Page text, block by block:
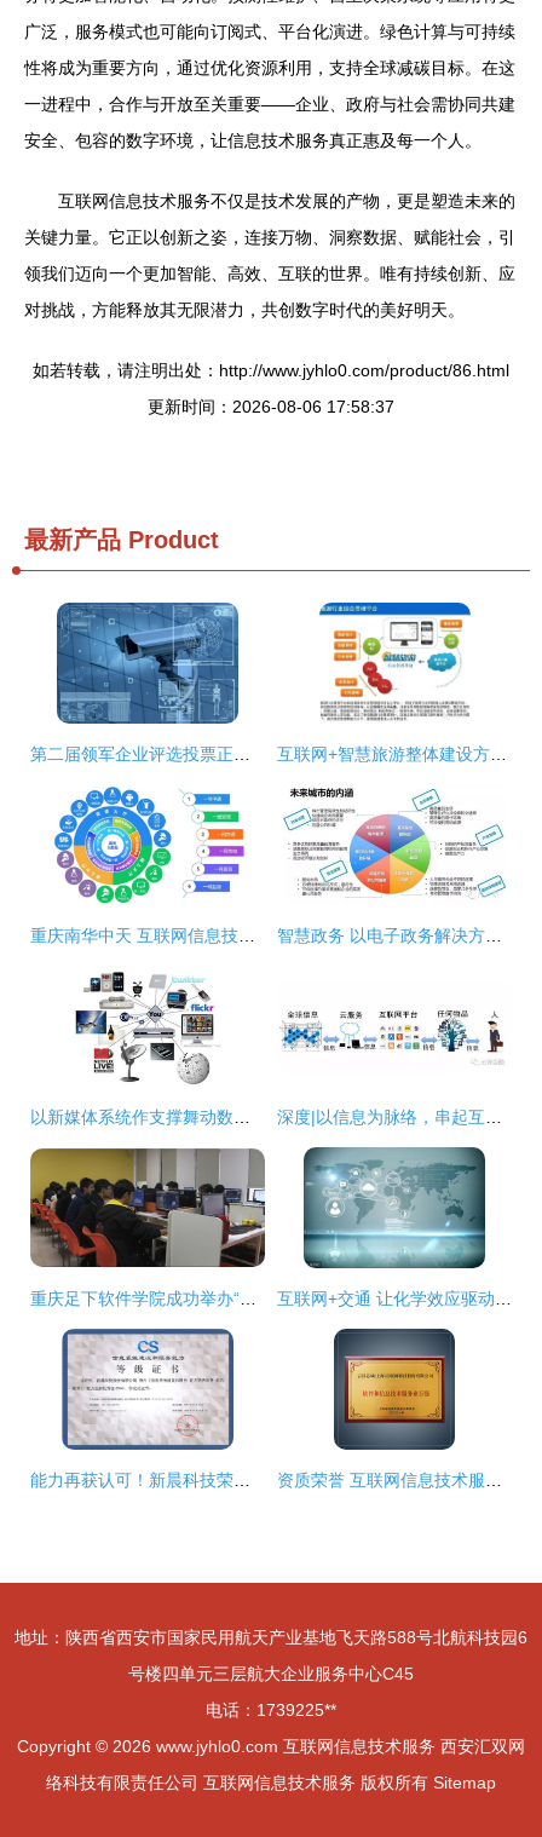
广泛，服务模式也可能向订阅式、平台化演进。绿色计算与可持续
性将成为重要方向，通过优化资源利用，支持全球减碳目标。在这
一进程中，合作与开放至关重要——企业、政府与社会需协同共建
安全、包容的数字环境，让信息技术服务真正惠及每一个人。
互联网信息技术服务不仅是技术发展的产物，更是塑造未来的
关键力量。它正以创新之姿，连接万物、洞察数据、赋能社会，引
领我们迈向一个更加智能、高效、互联的世界。唯有持续创新、应
对挑战，方能释放其无限潜力，共创数字时代的美好明天。
如若转载，请注明出处：http://www.jyhlo0.com/product/86.html
更新时间：2026-08-06 17:58:37
最新产品 Product
第二届领军企业评选投票正式启动 软件电商组风采尽显，互联网信息技术服务引领未来 互联网+智慧旅游整体建设方案 赋能文旅产业数字化转型
重庆南华中天 互联网信息技术服务的领航者 智慧政务 以电子政务解决方案引领互联网信息技术服务新篇章
以新媒体系统作支撑舞动数字视讯行业- 互联网信息技术服务 深度|以信息为脉络，串起互联网、云计算、人工智能与人类的前世今生_科技_网
重庆足下软件学院成功举办“巴渝工匠”杯重庆市首届互联网信息技术职业技能竞赛 互联网+交通 让化学效应驱动出行未来
能力再获认可！新晨科技荣获CS4级认证，引领互联网信息技术服务新高度 资质荣誉 互联网信息技术服务的核心价值
地址：陕西省西安市国家民用航天产业基地飞天路588号北航科技园6
号楼四单元三层航大企业服务中心C45
电话：1739225**
Copyright © 2026 www.jyhlo0.com 互联网信息技术服务 西安汇双网
络科技有限责任公司 互联网信息技术服务 版权所有 Sitemap